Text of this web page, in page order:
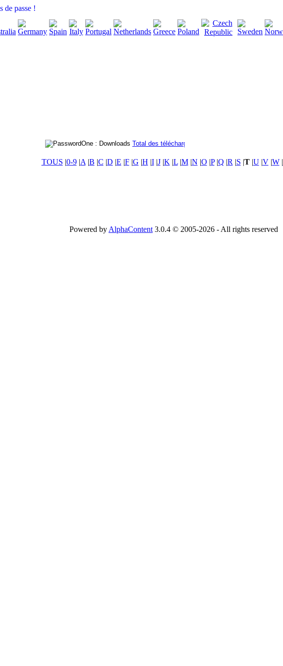
Total des téléchargements
TOUS |0-9|A |B |C |D |E |F|G |H |I|J|K |L|M|N |O |P|Q |R |S |T|U|V|W|
Powered by AlphaContent 3.0.4 © 2005-2026 - All rights reserved